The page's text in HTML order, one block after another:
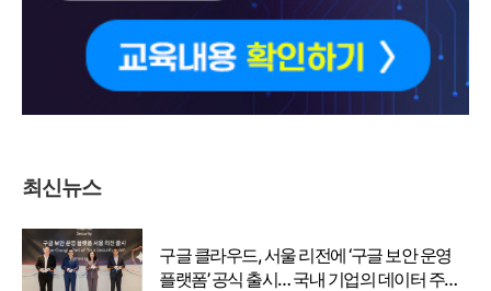
최신뉴스
구글 클라우드, 서울 리전에 ‘구글 보안 운영
플랫폼’ 공식 출시… 국내 기업의 데이터 주권